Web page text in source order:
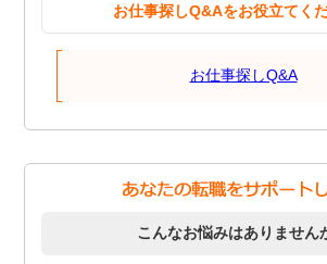
お仕事探しQ&Aをお役立てく
お仕事探しQ&A
こんなお悩みはありません